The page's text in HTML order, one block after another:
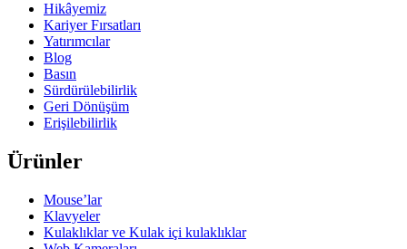
Hikâyemiz
Kariyer Fırsatları
Yatırımcılar
Blog
Basın
Sürdürülebilirlik
Geri Dönüşüm
Erişilebilirlik
Ürünler
Mouse’lar
Klavyeler
Kulaklıklar ve Kulak içi kulaklıklar